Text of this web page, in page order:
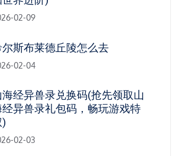
02-09
尔斯布莱德丘陵怎么去
02-04
海经异兽录兑换码(抢先领取山
经异兽录礼包码，畅玩游戏特
02-03